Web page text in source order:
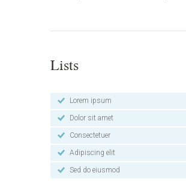
Lists
Lorem ipsum
Dolor sit amet
Consectetuer
Adipiscing elit
Sed do eiusmod